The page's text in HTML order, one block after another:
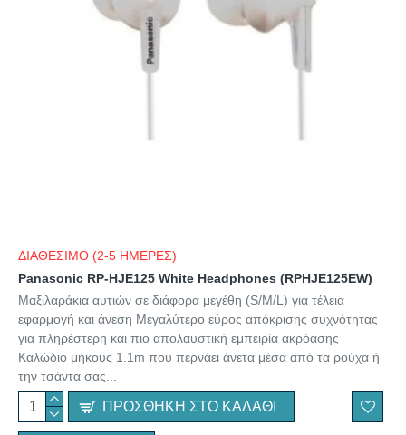
ΔΙΑΘΕΣΙΜΟ (2-5 ΗΜΕΡΕΣ)
Panasonic RP-HJE125 White Headphones (RPHJE125EW)
Μαξιλαράκια αυτιών σε διάφορα μεγέθη (S/M/L) για τέλεια
εφαρμογή και άνεση Μεγαλύτερο εύρος απόκρισης συχνότητας
για πληρέστερη και πιο απολαυστική εμπειρία ακρόασης
Καλώδιο μήκους 1.1m που περνάει άνετα μέσα από τα ρούχα ή
την τσάντα σας...
ΠΡΟΣΘΉΚΗ ΣΤΟ ΚΑΛΆΘΙ